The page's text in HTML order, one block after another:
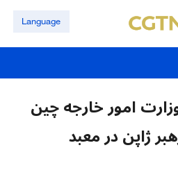
Language
امور خارجه چین
ژاپن در معبد